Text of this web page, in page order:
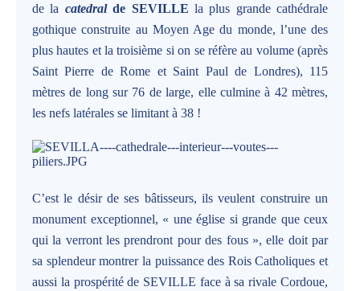
de la catedralde SEVILLE la plus grande cathédrale
gothique construite au Moyen Age du monde, l’une des
plus hautes et la troisième si on se réfère au volume (après
Saint Pierre de Rome et Saint Paul de Londres), 115
mètres de long sur 76 de large, elle culmine à 42 mètres,
les nefs latérales se limitant à 38 !
C’est le désir de ses bâtisseurs, ils veulent construire un
monument exceptionnel, « une église si grande que ceux
qui la verront les prendront pour des fous », elle doit par
sa splendeur montrer la puissance des Rois Catholiques et
aussi la prospérité de SEVILLE face à sa rivale Cordoue,